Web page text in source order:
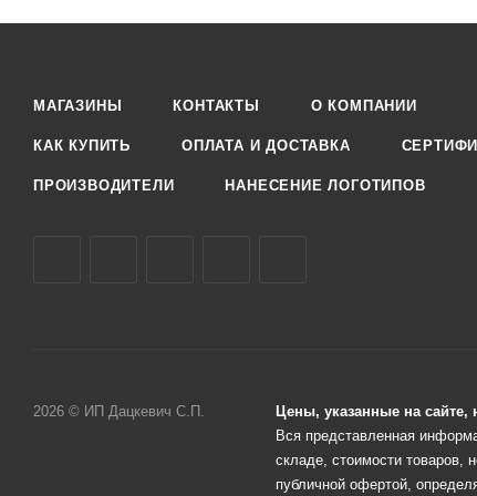
МАГАЗИНЫ КОНТАКТЫ О КОМПАНИИ
КАК КУПИТЬ ОПЛАТА И ДОСТАВКА
ПРОИЗВОДИТЕЛИ НАНЕСЕНИЕ ЛОГОТИПОВ
2026 © ИП Дацкевич С.П.
Цены, указанные на
Вся представленная
складе, стоимости товаров,
публичной офертой,